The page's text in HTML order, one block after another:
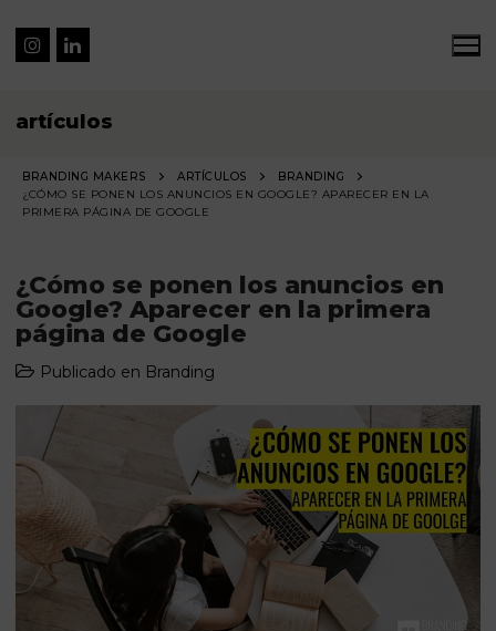
artículos
BRANDING MAKERS ARTÍCULOS
BRANDING
¿CÓMO SE PONEN LOS ANUNCIOS EN GOOGLE? APARECER EN LA
PRIMERA PÁGINA DE GOOGLE
¿Cómo se ponen los anuncios en
Google? Aparecer en la primera
página de Google
Publicado en Branding